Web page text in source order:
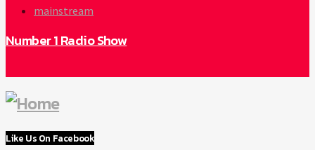
mainstream
Number 1 Radio Show
Like Us On Facebook